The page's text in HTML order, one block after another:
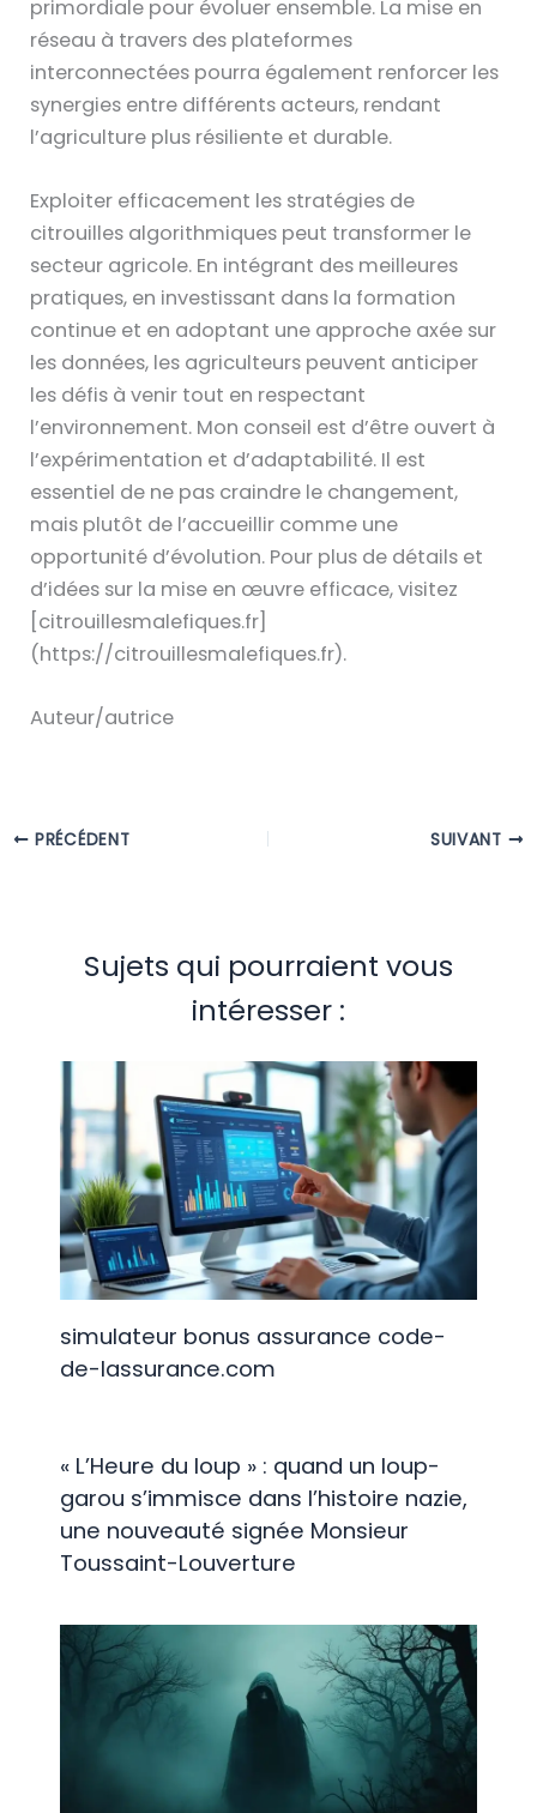
primordiale pour évoluer ensemble. La mise en
réseau à travers des plateformes
interconnectées pourra également renforcer les
synergies entre différents acteurs, rendant
l’agriculture plus résiliente et durable.
Exploiter efficacement les stratégies de
citrouilles algorithmiques peut transformer le
secteur agricole. En intégrant des meilleures
pratiques, en investissant dans la formation
continue et en adoptant une approche axée sur
les données, les agriculteurs peuvent anticiper
les défis à venir tout en respectant
l’environnement. Mon conseil est d’être ouvert à
l’expérimentation et d’adaptabilité. Il est
essentiel de ne pas craindre le changement,
mais plutôt de l’accueillir comme une
opportunité d’évolution. Pour plus de détails et
d’idées sur la mise en œuvre efficace, visitez
[citrouillesmalefiques.fr]
(https://citrouillesmalefiques.fr).
Auteur/autrice
PRÉCÉDENT SUIVANT
Sujets qui pourraient vous
intéresser :
simulateur bonus assurance code-
de-lassurance.com
« L’Heure du loup » : quand un loup-
garou s’immisce dans l’histoire nazie,
une nouveauté signée Monsieur
Toussaint-Louverture